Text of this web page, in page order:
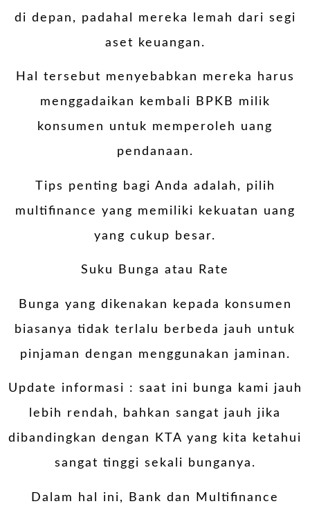
di depan, padahal mereka lemah dari segi
aset keuangan.
Hal tersebut menyebabkan mereka harus
menggadaikan kembali BPKB milik
konsumen untuk memperoleh uang
pendanaan.
Tips penting bagi Anda adalah, pilih
multifinance yang memiliki kekuatan uang
yang cukup besar.
Suku Bunga atau Rate
Bunga yang dikenakan kepada konsumen
biasanya tidak terlalu berbeda jauh untuk
pinjaman dengan menggunakan jaminan.
Update informasi : saat ini bunga kami jauh
lebih rendah, bahkan sangat jauh jika
dibandingkan dengan KTA yang kita ketahui
sangat tinggi sekali bunganya.
Dalam hal ini, Bank dan Multifinance